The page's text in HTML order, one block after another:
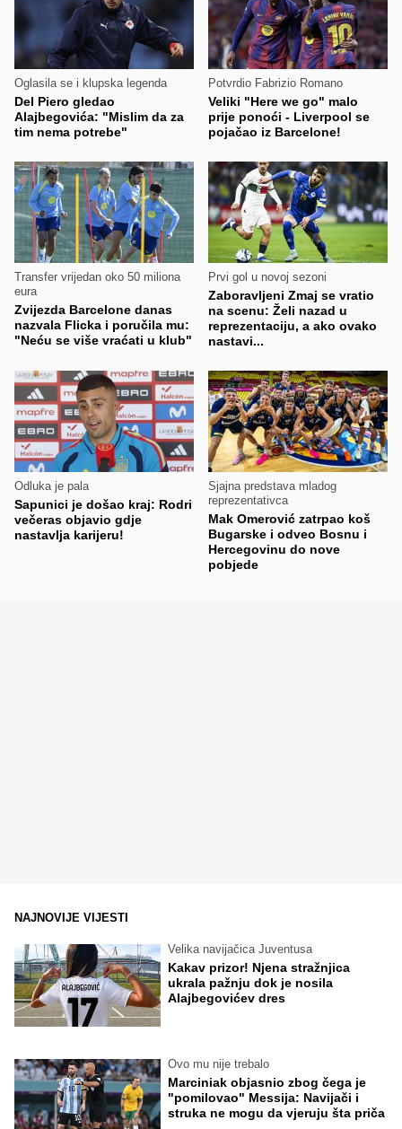
Oglasila se i klupska legenda
Del Piero gledao
Alajbegovića: "Mislim da za
tim nema potrebe"
Potvrdio Fabrizio Romano
Veliki "Here we go" malo
prije ponoći - Liverpool se
pojačao iz Barcelone!
Transfer vrijedan oko 50 miliona
eura
Zvijezda Barcelone danas
nazvala Flicka i poručila mu:
"Neću se više vraćati u klub"
Prvi gol u novoj sezoni
Zaboravljeni Zmaj se vratio
na scenu: Želi nazad u
reprezentaciju, a ako ovako
nastavi...
Odluka je pala
Sapunici je došao kraj: Rodri
večeras objavio gdje
nastavlja karijeru!
Sjajna predstava mladog
reprezentativca
Mak Omerović zatrpao koš
Bugarske i odveo Bosnu i
Hercegovinu do nove
pobjede
NAJNOVIJE VIJESTI
Velika navijačica Juventusa
Kakav prizor! Njena stražnjica
ukrala pažnju dok je nosila
Alajbegovićev dres
Ovo mu nije trebalo
Marciniak objasnio zbog čega je
"pomilovao" Messija: Navijači i
struka ne mogu da vjeruju šta priča